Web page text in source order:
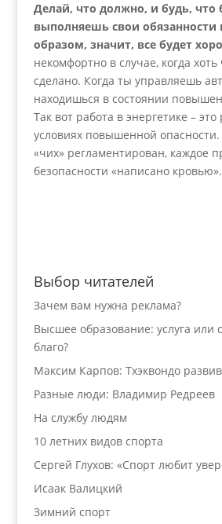
Делай, что должно, и будь, что
выполняешь свои
образом, значит, все будет
некомфортно в случае, когда хоть
сделано. Когда ты управляешь
находишься в состоянии
Так вот работа в энергетике – это
условиях повышенной
«чих» регламентирован, каждое
безопасности «написано кровью».
Выбор читателей
Зачем вам нужна реклама?
Высшее образование: услуга или
благо?
Максим Карпов: Тхэквондо
Разные люди: Владимир Редреев
На службу людям
10 летних видов спорта
Сергей Глухов: «Спорт любит
Исаак Валицкий
Зимний спорт